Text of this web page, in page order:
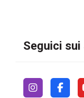
Seguici sui